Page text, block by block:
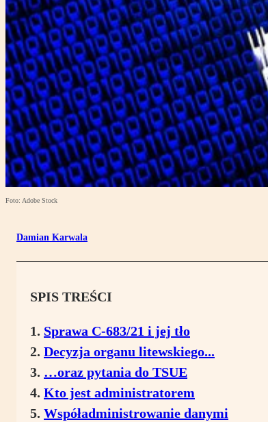
Foto: Adobe Stock
Damian Karwala
SPIS TREŚCI
Sprawa C-683/21 i jej tło
Decyzja organu litewskiego...
…oraz pytania do TSUE
Kto jest administratorem
Współadministrowanie danymi